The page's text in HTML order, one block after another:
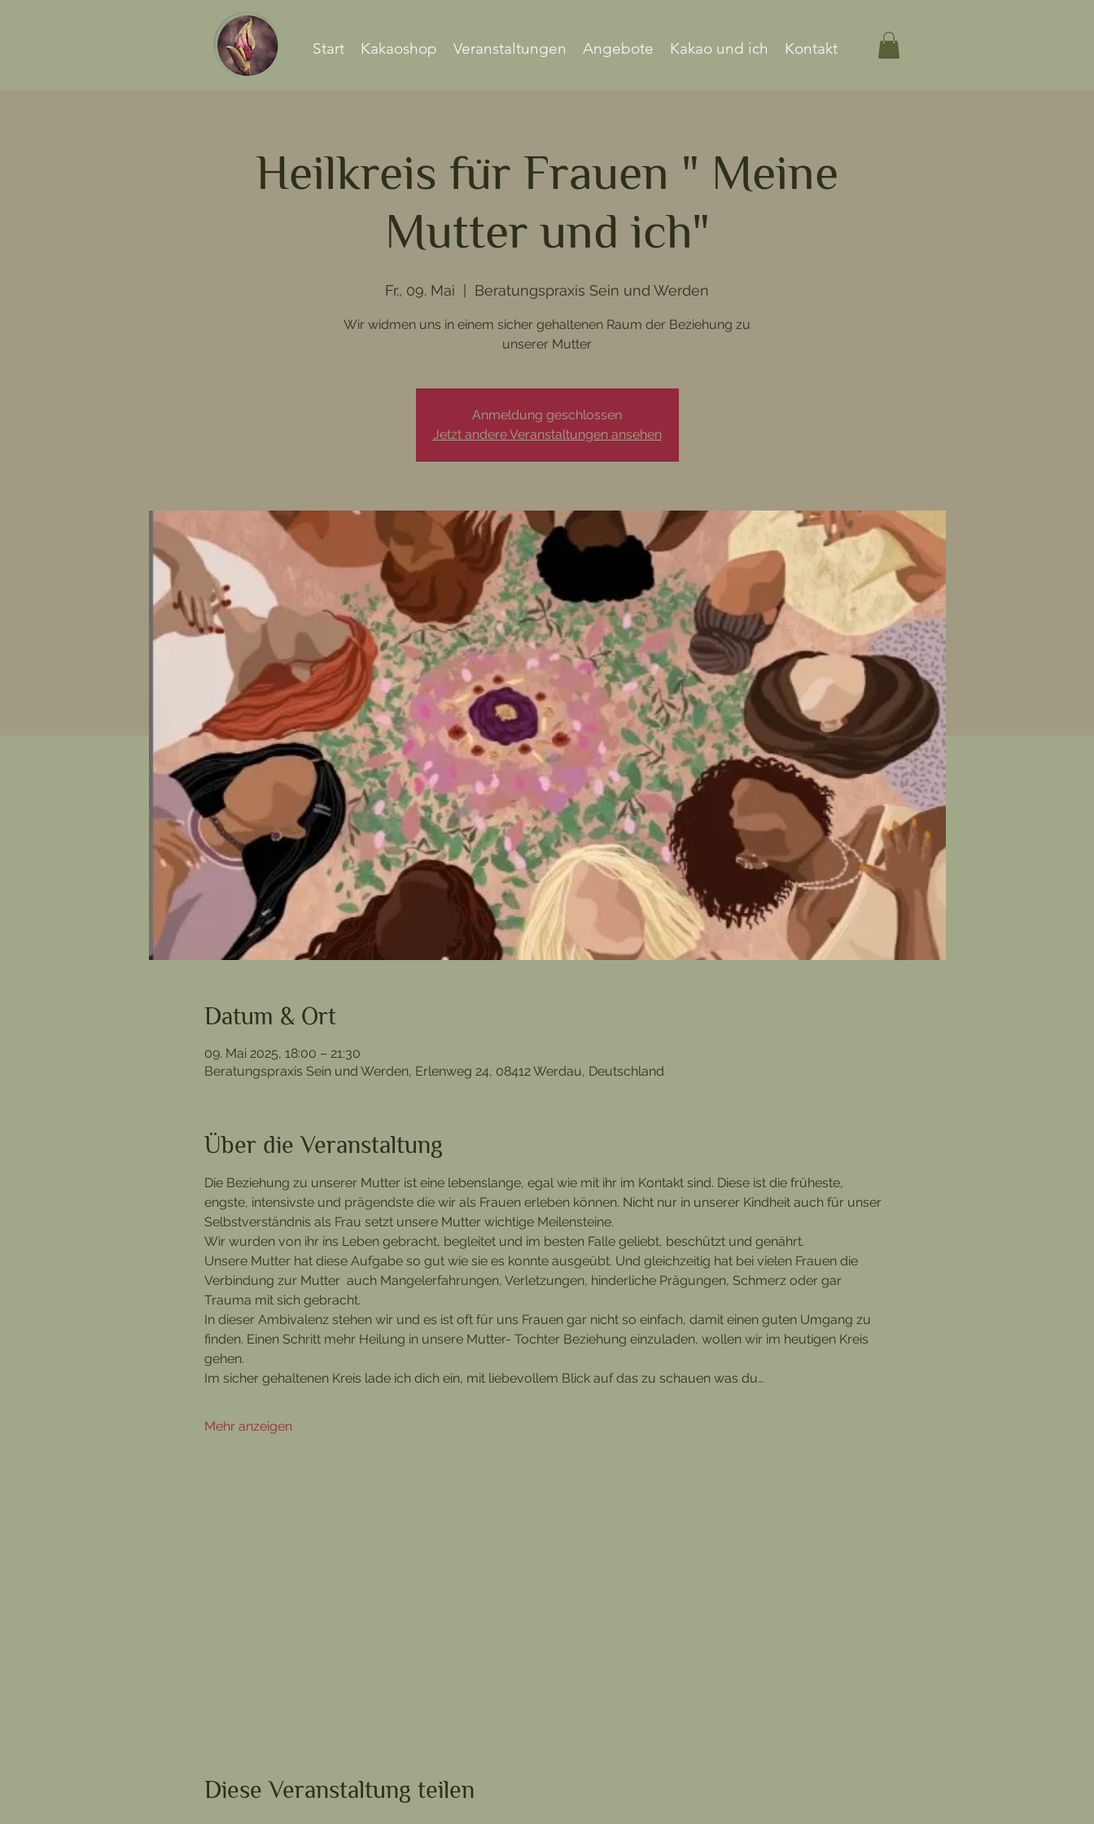
Start Kakaoshop Veranstaltungen Angebote Kakao und ich Kontakt
Heilkreis für Frauen " Meine
Mutter und ich"
Fr., 09. Mai Beratungspraxis Sein und Werden
Wir widmen uns in einem sicher gehaltenen Raum der Beziehung zu
unserer Mutter
Anmeldung geschlossen
Jetzt andere Veranstaltungen ansehen
Datum & Ort
09. Mai 2025, 18:00 – 21:30
Beratungspraxis Sein und Werden, Erlenweg 24, 08412 Werdau, Deutschland
Über die Veranstaltung
Die Beziehung zu unserer Mutter ist eine lebenslange, egal wie mit ihr im Kontakt sind. Diese ist die früheste,
engste, intensivste und prägendste die wir als Frauen erleben können. Nicht nur in unserer Kindheit auch für unser
Selbstverständnis als Frau setzt unsere Mutter wichtige Meilensteine.
Wir wurden von ihr ins Leben gebracht, begleitet und im besten Falle geliebt, beschützt und genährt.
Unsere Mutter hat diese Aufgabe so gut wie sie es konnte ausgeübt. Und gleichzeitig hat bei vielen Frauen die
Verbindung zur Mutter  auch Mangelerfahrungen, Verletzungen, hinderliche Prägungen, Schmerz oder gar
Trauma mit sich gebracht.
In dieser Ambivalenz stehen wir und es ist oft für uns Frauen gar nicht so einfach, damit einen guten Umgang zu
finden. Einen Schritt mehr Heilung in unsere Mutter- Tochter Beziehung einzuladen, wollen wir im heutigen Kreis
gehen.
Im sicher gehaltenen Kreis lade ich dich ein, mit liebevollem Blick auf das zu schauen was du…
Mehr anzeigen
Diese Veranstaltung teilen